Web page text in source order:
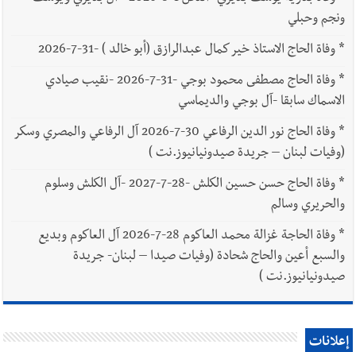
ونجم وحبلي
*وفاة الحاج الاستاذ خير كمال عبدالرازق (أبو خالد ) -31-7-2026
*
وفاة الحاج مصطفى محمود بوجي -31-7-2026 -نقيب صيادي
الاسماك سابقا -آل بوجي والديماسي
*
وفاة الحاج نور الدين الرفاعي 30-7-2026 آل الرفاعي والمصري وسكر
(وفيات لبنان – جريدة صيدونيانيوز.نت )
*
وفاة الحاج حسن حسين الكلش -28-7-2027 -آل الكلش وسلوم
والحريري وسالم
*
وفاة الحاجة غزالة محمد العاكوم 28-7-2026 آل العاكوم وبديع
والسبع أعين والحاج شحادة (وفيات صيدا – لبنان- جريدة
صيدونيانيوز.نت )
إعلانات